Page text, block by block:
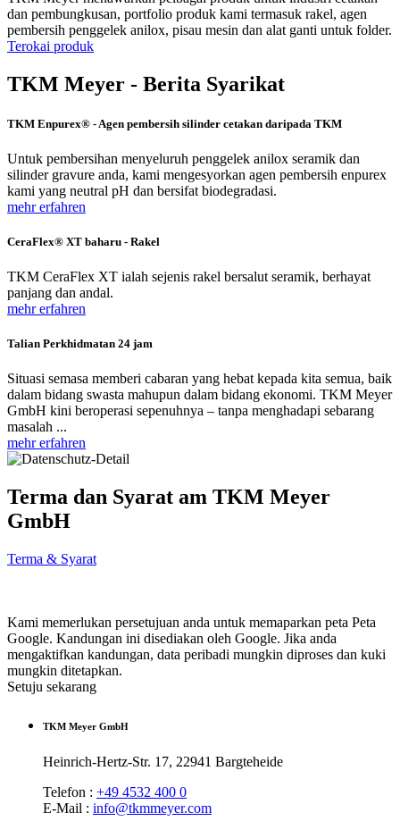
dan pembungkusan, portfolio produk kami termasuk rakel, agen
pembersih penggelek anilox, pisau mesin dan alat ganti untuk folder.
Terokai produk
TKM Meyer - Berita Syarikat
TKM Enpurex® - Agen pembersih silinder cetakan daripada TKM
Untuk pembersihan menyeluruh penggelek anilox seramik dan
silinder gravure anda, kami mengesyorkan agen pembersih enpurex
kami yang neutral pH dan bersifat biodegradasi.
mehr erfahren
CeraFlex® XT baharu - Rakel
TKM CeraFlex XT ialah sejenis rakel bersalut seramik, berhayat
panjang dan andal.
mehr erfahren
Talian Perkhidmatan 24 jam
Situasi semasa memberi cabaran yang hebat kepada kita semua, baik
dalam bidang swasta mahupun dalam bidang ekonomi. TKM Meyer
GmbH kini beroperasi sepenuhnya – tanpa menghadapi sebarang
masalah ...
mehr erfahren
Terma dan Syarat am TKM Meyer
GmbH
Terma & Syarat
Kami memerlukan persetujuan anda untuk memaparkan peta Peta
Google. Kandungan ini disediakan oleh Google. Jika anda
mengaktifkan kandungan, data peribadi mungkin diproses dan kuki
mungkin ditetapkan.
Setuju sekarang
TKM Meyer GmbH
Heinrich-Hertz-Str. 17, 22941 Bargteheide
Telefon : +49 4532 400 0
E-Mail : info@tkmmeyer.com